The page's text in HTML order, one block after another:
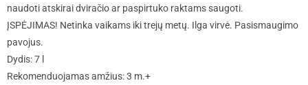
naudoti atskirai dviračio ar paspirtuko raktams saugoti.
ĮSPĖJIMAS! Netinka vaikams iki trejų metų. Ilga virvė. Pasismaugimo
pavojus.
Dydis: 7 l
Rekomenduojamas amžius: 3 m.+